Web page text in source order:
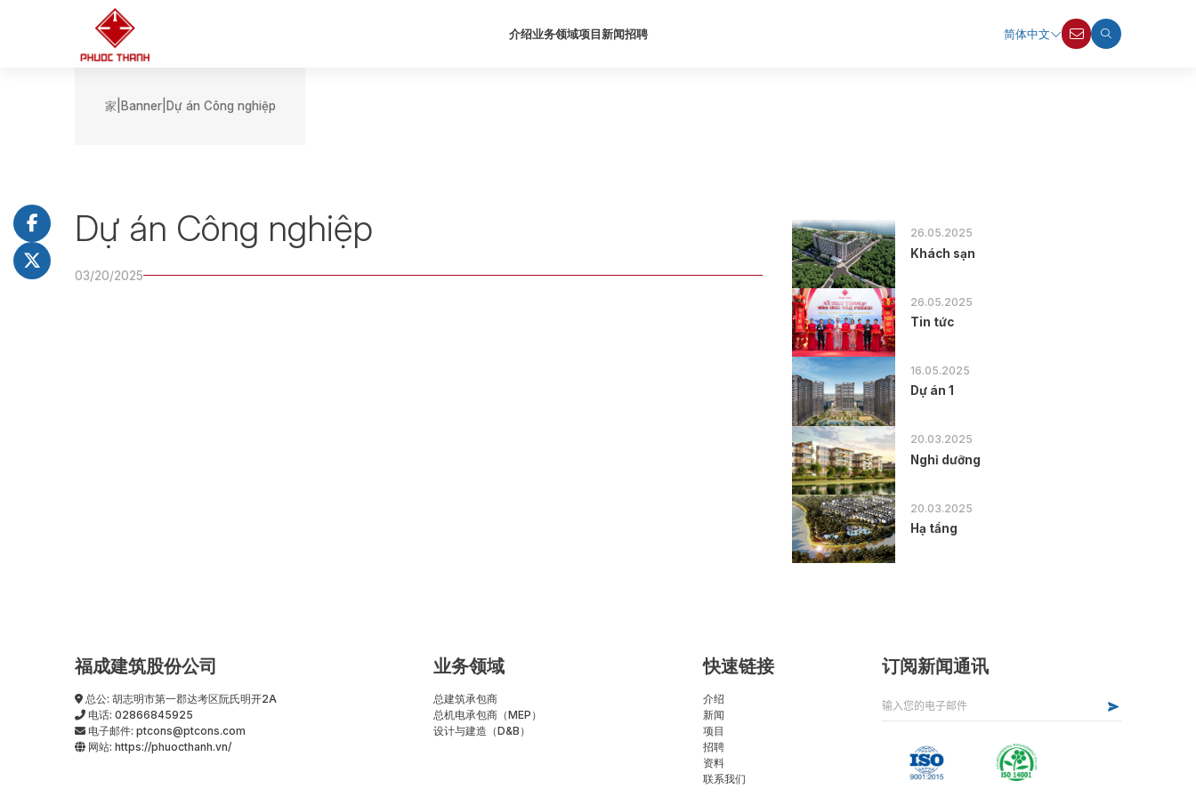
介绍业务领域项目新闻招聘 简体中文
家 Banner Dự án Công nghiệp
Dự án Công nghiệp
03/20/2025
26.05.2025
Khách sạn
26.05.2025
Tin tức
16.05.2025
Dự án 1
20.03.2025
Nghỉ dưỡng
20.03.2025
Hạ tầng
福成建筑股份公司
总公: 胡志明市第一郡达考区阮氏明开2A
电话: 02866845925
电子邮件: ptcons@ptcons.com
网站: https://phuocthanh.vn/
业务领域
总建筑承包商
总机电承包商（MEP）
设计与建造（D&B）
快速链接
介绍
新闻
项目
招聘
资料
联系我们
订阅新闻通讯